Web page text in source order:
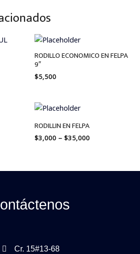
RODILLO ECONOMICO EN FELPA
9″
$5,500
RODILLIN EN FELPA
$3,000 – $35,000
through
$35,000
Cr. 15#13-68